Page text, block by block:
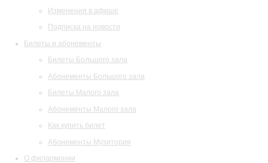
Изменения в афише
Подписка на новости
Билеты и абонементы
Билеты Большого зала
Абонементы Большого зала
Билеты Малого зала
Абонементы Малого зала
Как купить билет
Абонементы Музитория
О филармонии